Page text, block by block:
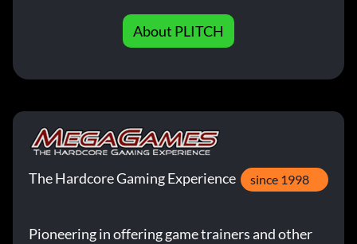
About PLITCH
The Hardcore Gaming Experience since 1998
Pioneering in offering game trainers and other